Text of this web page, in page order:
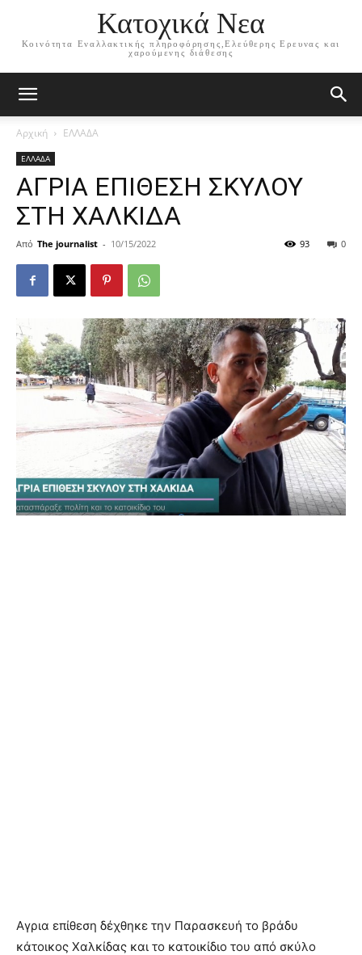
Κατοχικά Νεα
Κοινότητα Εναλλακτικής πληροφόρησης,Ελεύθερης Ερευνας και
χαρούμενης διάθεσης
Αρχική ΕΛΛΑΔΑ
ΕΛΛΑΔΑ
ΑΓΡΙΑ ΕΠΙΘΕΣΗ ΣΚΥΛΟΥ
ΣΤΗ ΧΑΛΚΙΔΑ
Από The journalist - 10/15/2022 0
93
Αγρια επίθεση δέχθηκε την Παρασκευή το βράδυ
κάτοικος Χαλκίδας και το κατοικίδιο του από σκύλο